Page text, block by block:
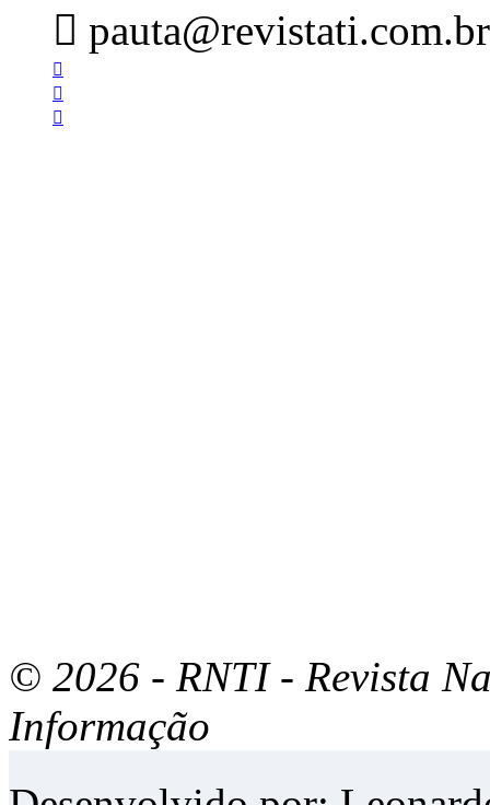
 pauta@revistati.com.br



© 2026 - RNTI - Revista
Informação